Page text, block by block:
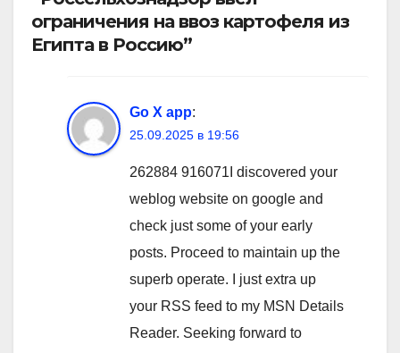
ограничения на ввоз картофеля из
Египта в Россию”
Go X app:
25.09.2025 в 19:56
262884 916071I discovered your
weblog website on google and
check just some of your early
posts. Proceed to maintain up the
superb operate. I just extra up
your RSS feed to my MSN Details
Reader. Seeking forward to